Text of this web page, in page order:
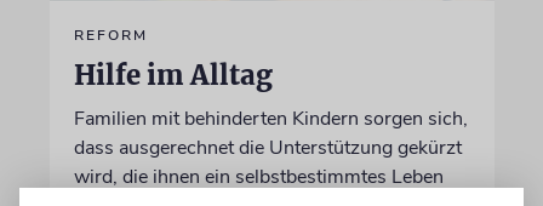
REFORM
Hilfe im Alltag
Familien mit behinderten Kindern sorgen sich,
dass ausgerechnet die Unterstützung gekürzt
wird, die ihnen ein selbstbestimmtes Leben